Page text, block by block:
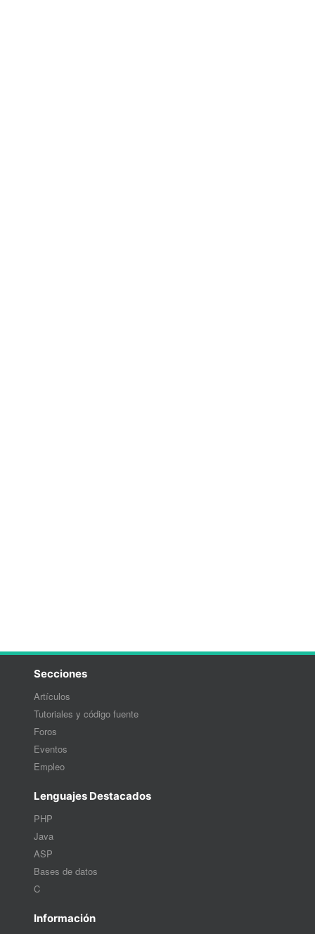
Secciones
Artículos
Tutoriales y código fuente
Foros
Eventos
Empleo
Lenguajes Destacados
PHP
Java
ASP
Bases de datos
C
Información